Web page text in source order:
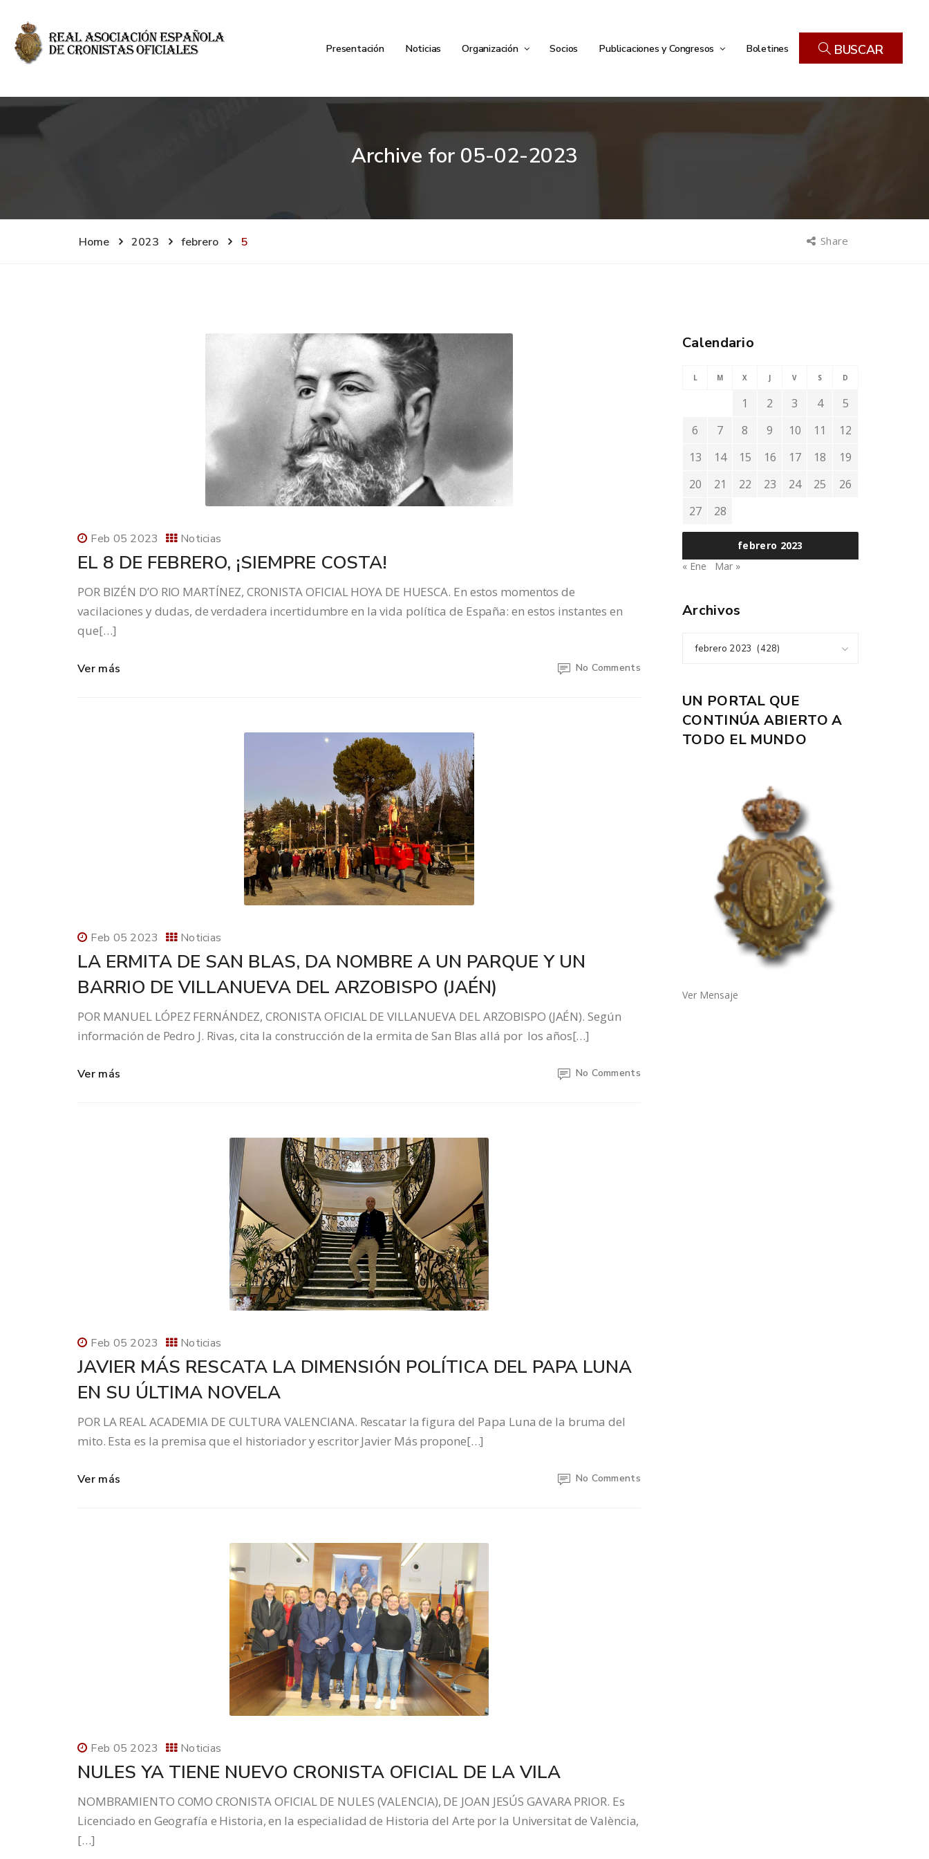
Presentación Noticias Organización Socios Publicaciones y Congresos Boletines BUSCAR
Archive for 05-02-2023
Home 2023 febrero 5 Share
Feb 05 2023 Noticias
EL 8 DE FEBRERO, ¡SIEMPRE COSTA!
POR BIZÉN D’O RIO MARTÍNEZ, CRONISTA OFICIAL HOYA DE HUESCA. En estos momentos de
vacilaciones y dudas, de verdadera incertidumbre en la vida política de España: en estos instantes en
que[…]
Ver más No Comments
Feb 05 2023 Noticias
LA ERMITA DE SAN BLAS, DA NOMBRE A UN PARQUE Y UN
BARRIO DE VILLANUEVA DEL ARZOBISPO (JAÉN)
POR MANUEL LÓPEZ FERNÁNDEZ, CRONISTA OFICIAL DE VILLANUEVA DEL ARZOBISPO (JAÉN). Según
información de Pedro J. Rivas, cita la construcción de la ermita de San Blas allá por los años[…]
Ver más No Comments
Feb 05 2023 Noticias
JAVIER MÁS RESCATA LA DIMENSIÓN POLÍTICA DEL PAPA LUNA
EN SU ÚLTIMA NOVELA
POR LA REAL ACADEMIA DE CULTURA VALENCIANA. Rescatar la figura del Papa Luna de la bruma del
mito. Esta es la premisa que el historiador y escritor Javier Más propone[…]
Ver más No Comments
Feb 05 2023 Noticias
NULES YA TIENE NUEVO CRONISTA OFICIAL DE LA VILA
NOMBRAMIENTO COMO CRONISTA OFICIAL DE NULES (VALENCIA), DE JOAN JESÚS GAVARA PRIOR. Es
Licenciado en Geografía e Historia, en la especialidad de Historia del Arte por la Universitat de València,
[…]
Calendario
febrero 2023
L M X J V S D
1 2 3 4
5
6
7 8 9 10 11
12
13
14 15 16 17 18
19
20
21 22 23 24 25
26
27
28
« Ene Mar »
Archivos
febrero 2023 (428)
UN PORTAL QUE
CONTINÚA ABIERTO A
TODO EL MUNDO
Ver Mensaje